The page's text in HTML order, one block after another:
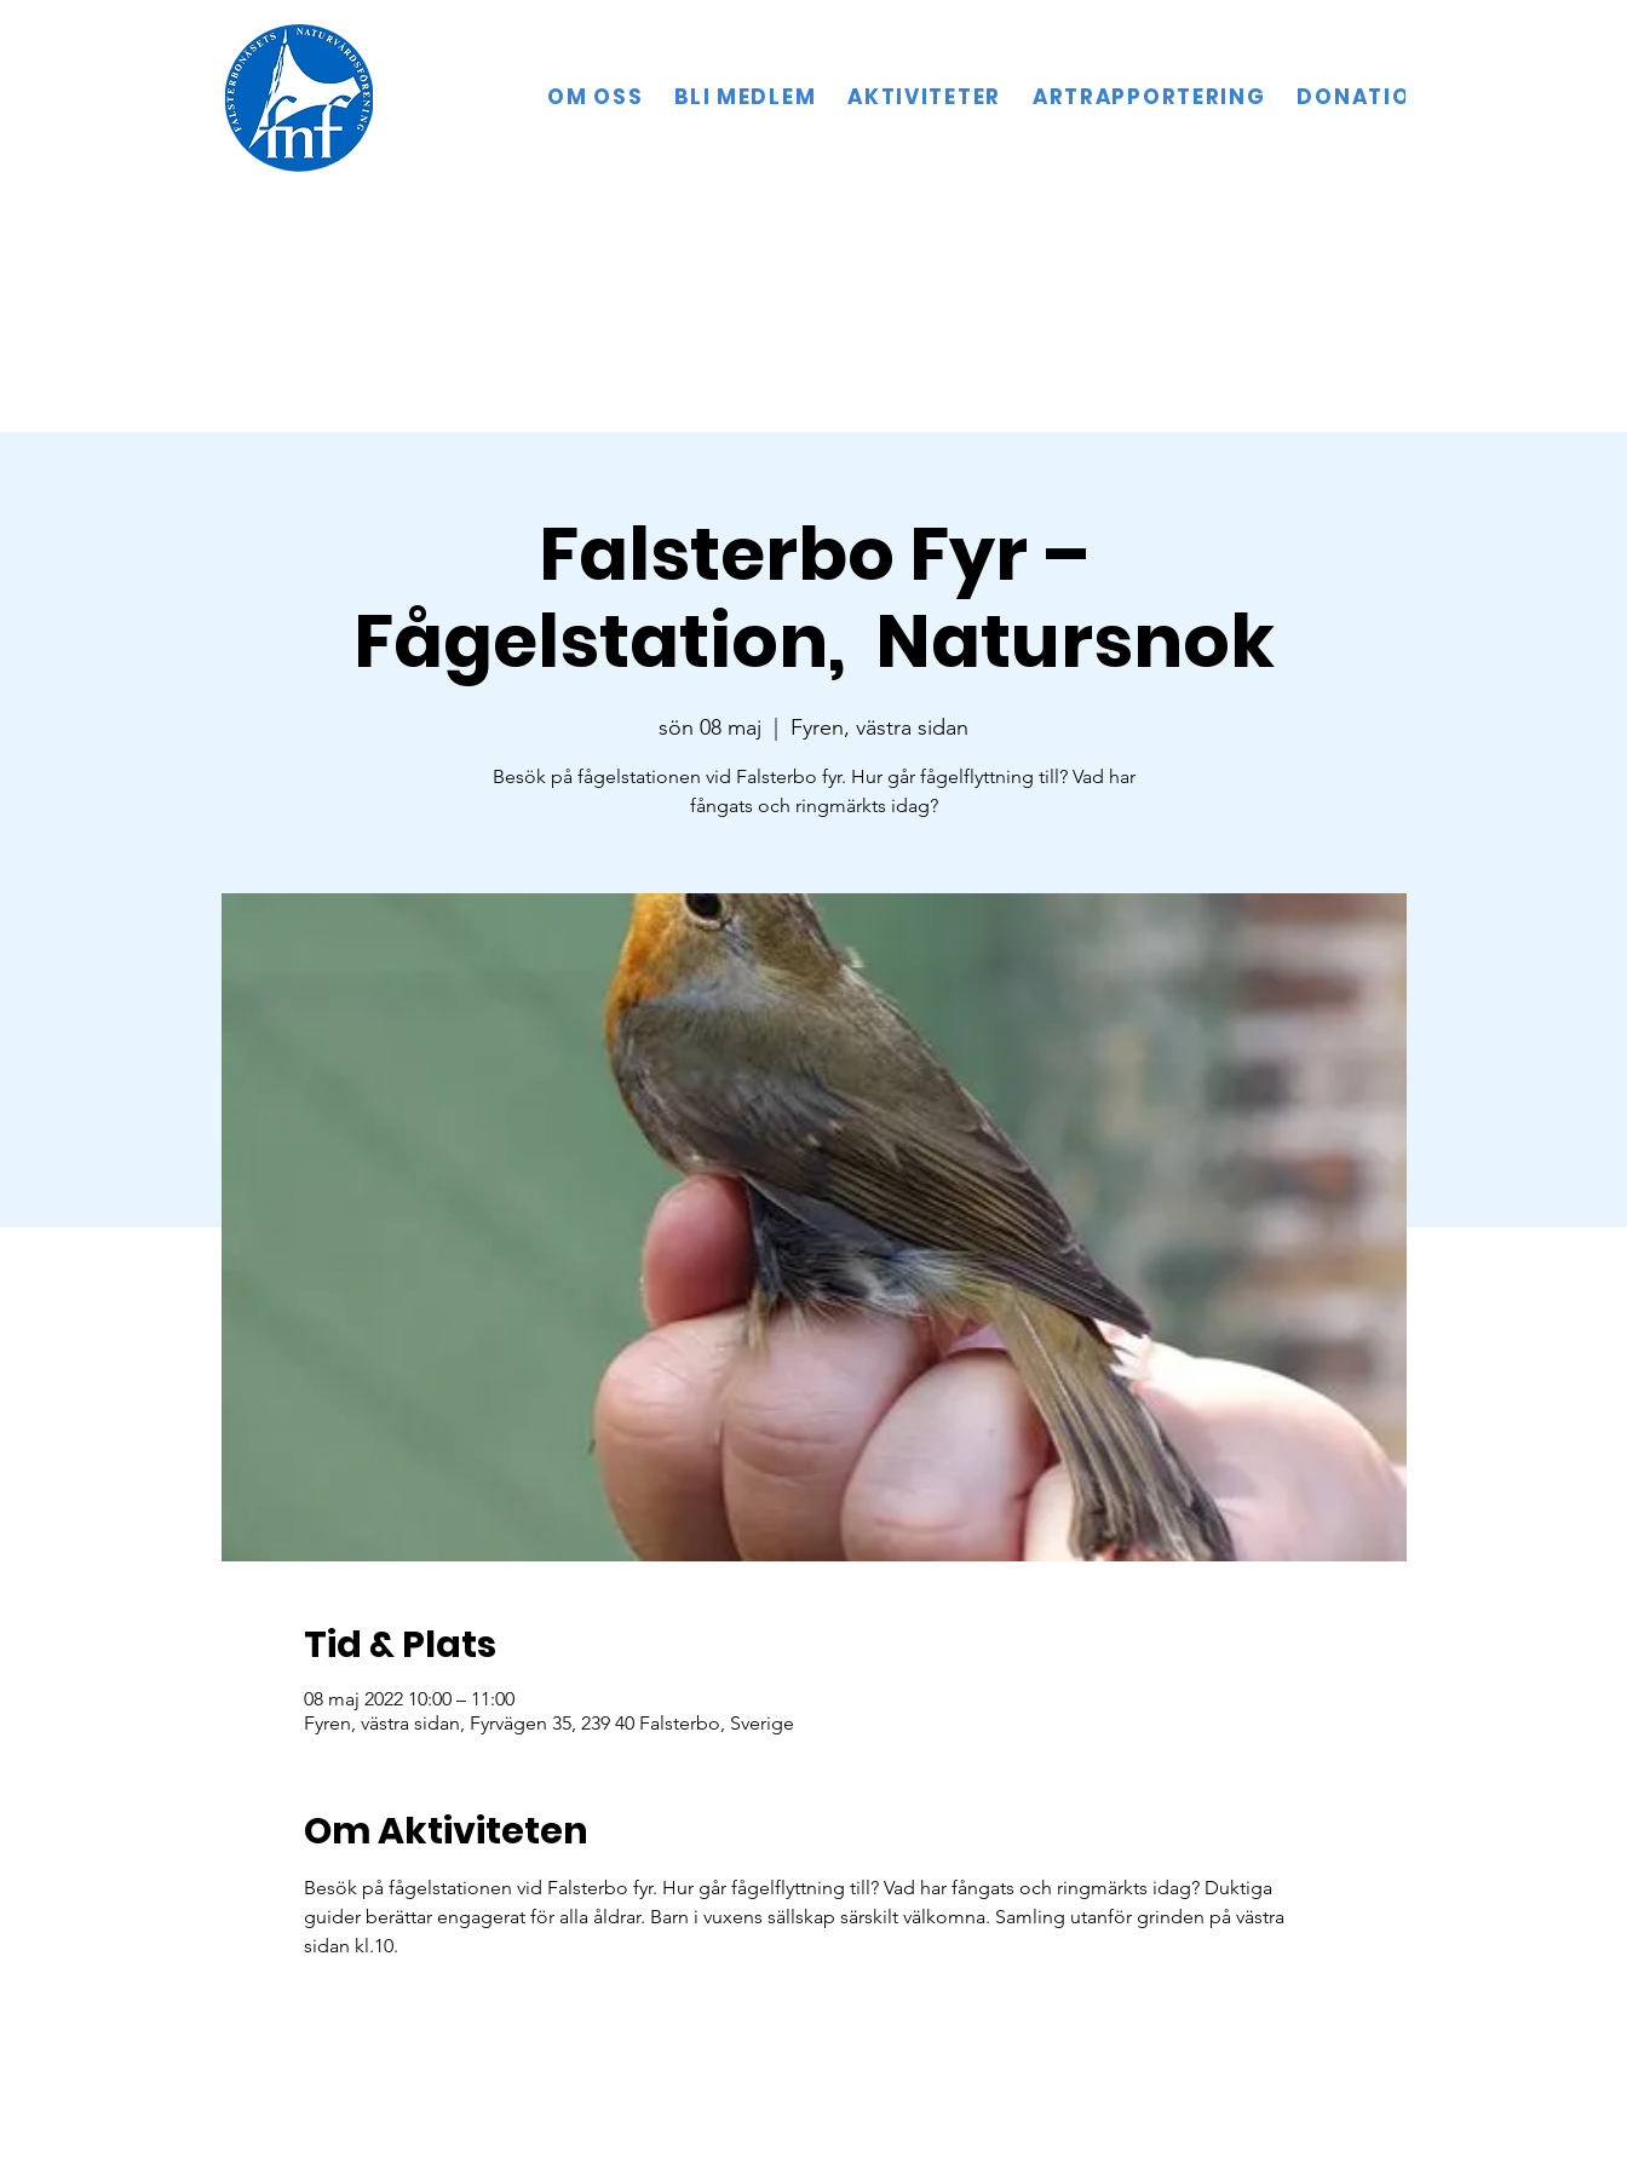
OM OSS BLI MEDLEM AKTIVITETER ARTRAPPORTERING DONATIONER
Falsterbo Fyr –
Fågelstation, Natursnok
sön 08 maj Fyren, västra sidan
Besök på fågelstationen vid Falsterbo fyr. Hur går fågelflyttning till? Vad har
fångats och ringmärkts idag?
Tid & Plats
08 maj 2022 10:00 – 11:00
Fyren, västra sidan, Fyrvägen 35, 239 40 Falsterbo, Sverige
Om Aktiviteten
Besök på fågelstationen vid Falsterbo fyr. Hur går fågelflyttning till? Vad har fångats och ringmärkts idag? Duktiga
guider berättar engagerat för alla åldrar. Barn i vuxens sällskap särskilt välkomna. Samling utanför grinden på västra
sidan kl.10.